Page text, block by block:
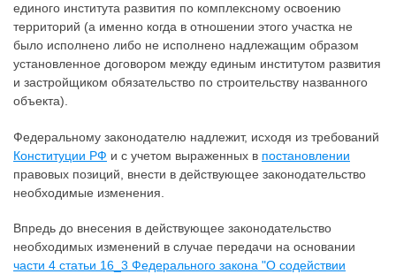
единого института развития по комплексному освоению
территорий (а именно когда в отношении этого участка не
было исполнено либо не исполнено надлежащим образом
установленное договором между единым институтом развития
и застройщиком обязательство по строительству названного
объекта).
Федеральному законодателю надлежит, исходя из требований
Конституции РФ и с учетом выраженных в постановлении
правовых позиций, внести в действующее законодательство
необходимые изменения.
Впредь до внесения в действующее законодательство
необходимых изменений в случае передачи на основании
части 4 статьи 16_3 Федерального закона "О содействии